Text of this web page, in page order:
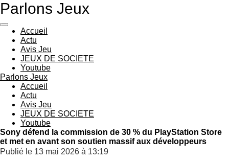
Passer
contenu
principal
Parlons Jeux
Accueil
Actu
Avis Jeu
JEUX DE SOCIETE
Youtube
Parlons Jeux
Accueil
Actu
Avis Jeu
JEUX DE SOCIETE
Youtube
Sony défend la commission de 30 % du PlayStation Store
et met en avant son soutien massif aux développeurs
Publié le 13 mai 2026 à 13:19